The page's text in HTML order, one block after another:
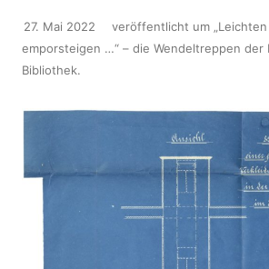
veröffentlicht
27. Mai 2022 um
emporsteigen …“ – die Wendeltreppen der
Bibliothek.